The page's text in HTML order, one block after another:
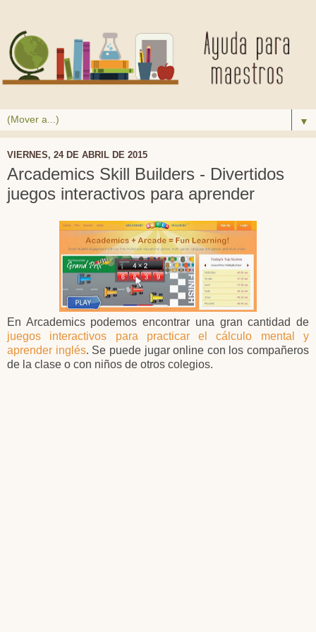
▼
VIERNES, 24 DE ABRIL DE 2015
Arcademics Skill Builders - Divertidos
juegos interactivos para aprender
En Arcademics podemos encontrar una gran cantidad de
juegos interactivos para practicar el cálculo mental y
aprender inglés. Se puede jugar online con los compañeros
de la clase o con niños de otros colegios.